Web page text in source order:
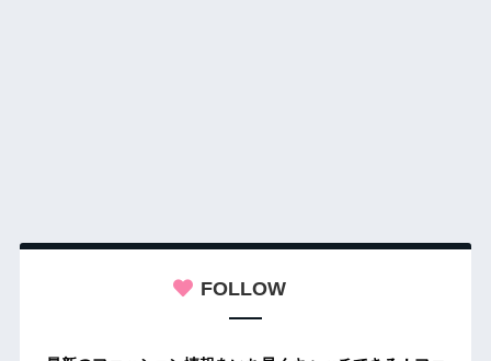
FOLLOW